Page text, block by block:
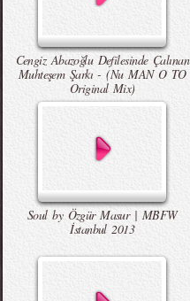
Cengiz Abazoğlu Defilesinde Çalınan
Muhteşem Şarkı - (Nu MAN O TO
Original Mix)
Soul by Özgür Masur | MBFW
İstanbul 2013